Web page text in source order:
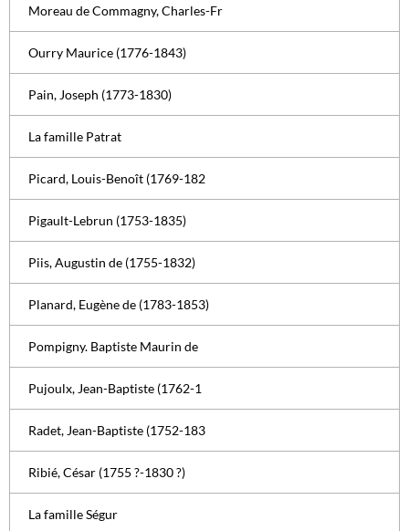
Moreau de Commagny, Charles-Fr
Ourry Maurice (1776-1843)
Pain, Joseph (1773-1830)
La famille Patrat
Picard, Louis-Benoît (1769-182
Pigault-Lebrun (1753-1835)
Piis, Augustin de (1755-1832)
Planard, Eugène de (1783-1853)
Pompigny. Baptiste Maurin de
Pujoulx, Jean-Baptiste (1762-1
Radet, Jean-Baptiste (1752-183
Ribié, César (1755 ?-1830 ?)
La famille Ségur